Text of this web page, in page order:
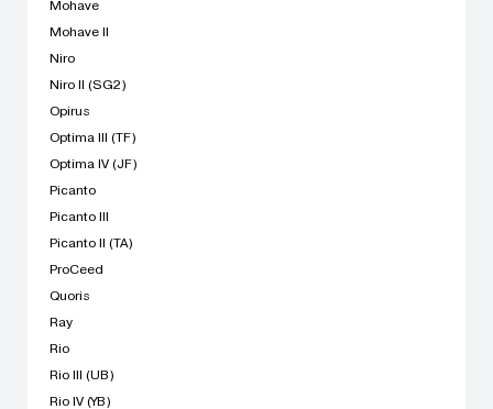
Mohave
Mohave II
Niro
Niro II (SG2)
Opirus
Optima III (TF)
Optima IV (JF)
Picanto
Picanto III
Picanto II (TA)
ProCeed
Quoris
Ray
Rio
Rio III (UB)
Rio IV (YB)